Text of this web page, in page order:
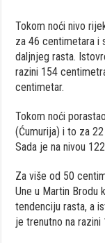
Tokom noći nivo
za 46 centimetara i
daljnjeg rasta.
razini 154
centimetar.
Tokom noći
(Ćumurija) i to za
Sada je na nivou
Za više od 50
Une u Martin Brodu
tendenciju rasta, a
je trenutno na